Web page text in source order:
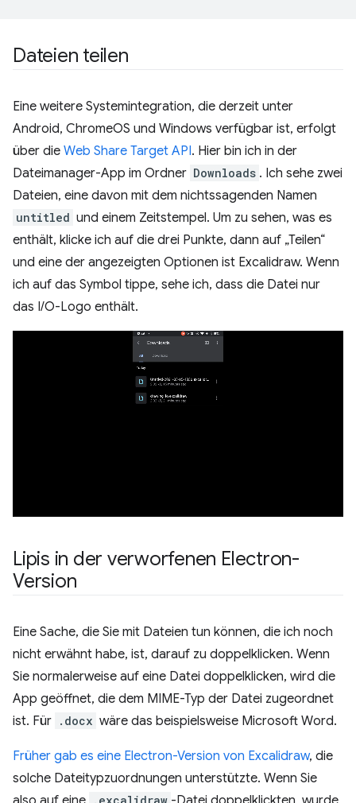
Dateien teilen
Eine weitere Systemintegration, die derzeit unter
Android, ChromeOS und Windows verfügbar ist, erfolgt
über die Web Share Target API. Hier bin ich in der
Dateimanager-App im Ordner Downloads . Ich sehe zwei
Dateien, eine davon mit dem nichtssagenden Namen
untitled und einem Zeitstempel. Um zu sehen, was es
enthält, klicke ich auf die drei Punkte, dann auf „Teilen“
und eine der angezeigten Optionen ist Excalidraw. Wenn
ich auf das Symbol tippe, sehe ich, dass die Datei nur
das I/O-Logo enthält.
Lipis in der verworfenen Electron-
Version
Eine Sache, die Sie mit Dateien tun können, die ich noch
nicht erwähnt habe, ist, darauf zu doppelklicken. Wenn
Sie normalerweise auf eine Datei doppelklicken, wird die
App geöffnet, die dem MIME-Typ der Datei zugeordnet
ist. Für .docx wäre das beispielsweise Microsoft Word.
Früher gab es eine Electron-Version von Excalidraw, die
solche Dateitypzuordnungen unterstützte. Wenn Sie